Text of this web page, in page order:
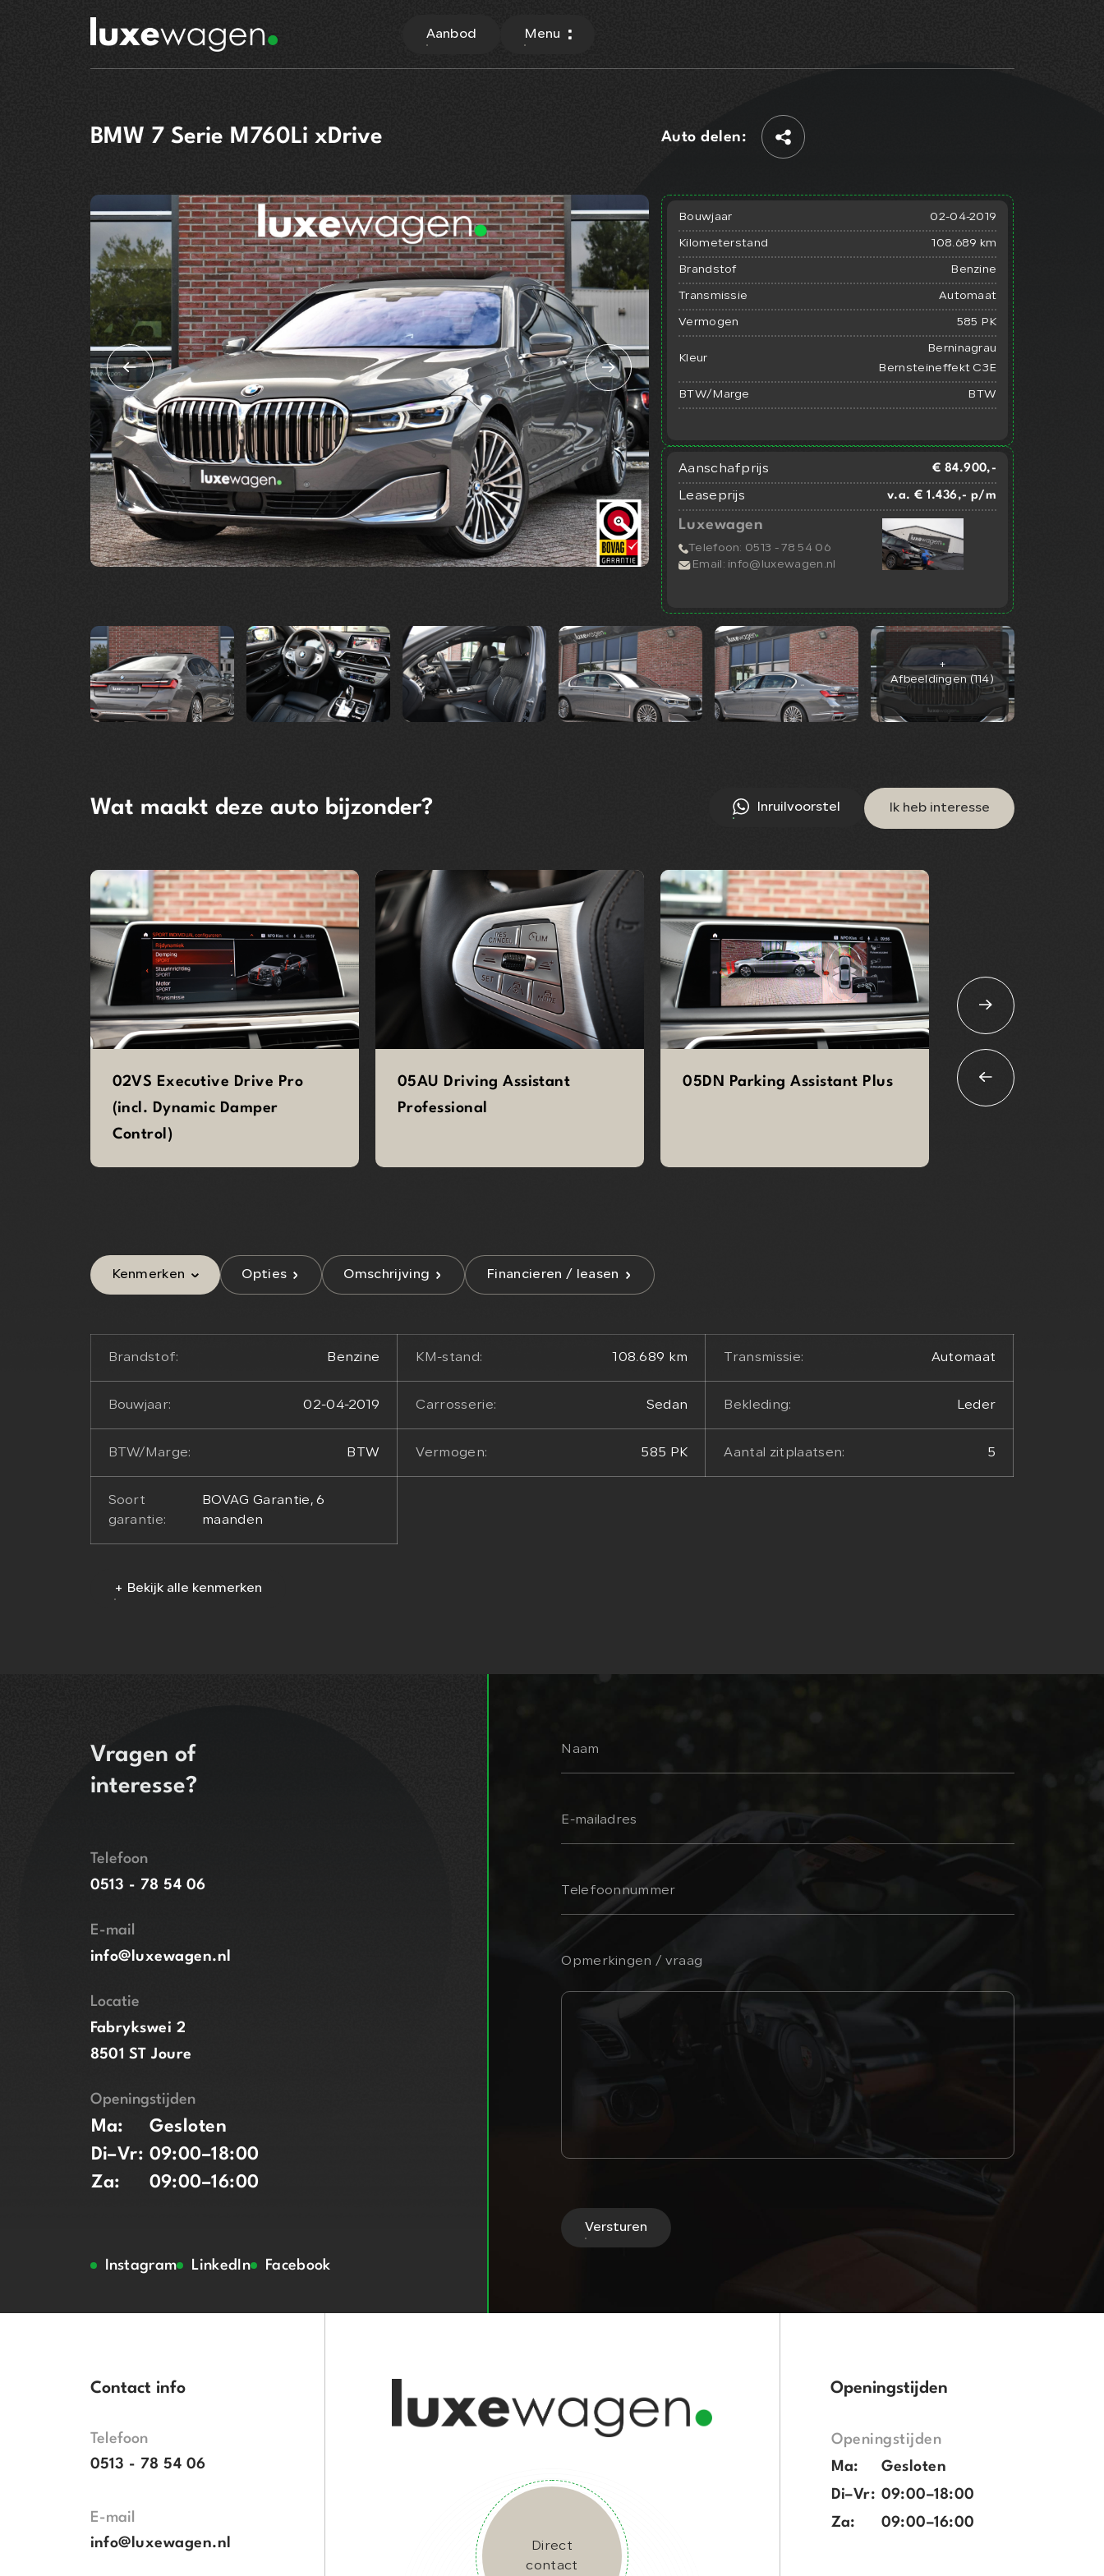
Aanbod Menu
Verkocht
Contact
BMW 7 Serie M760Li xDrive Auto delen:
Bouwjaar 02-04-2019
Kilometerstand 108.689 km
Brandstof Benzine
Transmissie Automaat
Vermogen 585 PK
Kleur
Berninagrau
Bernsteineffekt C3E
BTW/Marge BTW
Aanschafprijs € 84.900,-
Leaseprijs v.a. € 1.436,- p/m
Luxewagen
Telefoon: 0513 - 78 54 06
Email: info@luxewagen.nl
+
Afbeeldingen (114)
Wat maakt deze auto bijzonder? Ik heb interesse
Inruilvoorstel
02VS Executive Drive Pro
(incl. Dynamic Damper
Control)
05AU Driving Assistant
Professional
05DN Parking Assistant Plus
06UK Night
Kenmerken Opties Omschrijving Financieren / leasen
Brandstof: Benzine KM-stand: 108.689 km Transmissie: Automaat
Bouwjaar: 02-04-2019 Carrosserie: Sedan Bekleding: Leder
BTW/Marge: BTW Vermogen: 585 PK Aantal zitplaatsen: 5
Soort
garantie:
BOVAG Garantie, 6
maanden
+ Bekijk alle kenmerken
Vragen of
interesse?
Telefoon
0513 - 78 54 06
E-mail
info@luxewagen.nl
Locatie
Fabrykswei 2
8501 ST Joure
Openingstijden
Ma:
Gesloten
Di–Vr: 09:00–18:00
Za:
09:00–16:00
Instagram LinkedIn Facebook
Opmerkingen / vraag
Versturen
Contact info
Telefoon
0513 - 78 54 06
E-mail
info@luxewagen.nl
Direct
contact
Openingstijden
Openingstijden
Ma:
Gesloten
Di–Vr: 09:00–18:00
Za:
09:00–16:00